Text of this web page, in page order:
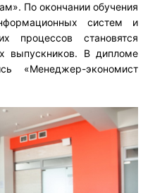
По окончании обучения
систем и
процессов становятся
выпускников. В дипломе
«Менеджер-экономист